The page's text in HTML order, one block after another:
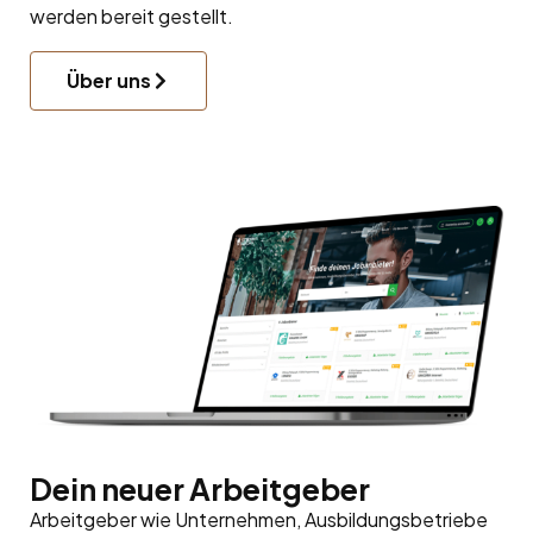
werden bereit gestellt.
Über uns
Dein neuer Arbeitgeber
Arbeitgeber wie Unternehmen, Ausbildungsbetriebe